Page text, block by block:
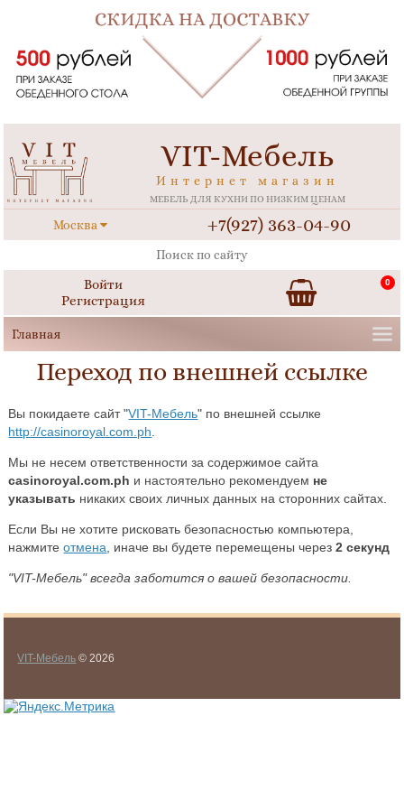
VIT-Мебель
Интернет магазин
МЕБЕЛЬ ДЛЯ КУХНИ ПО НИЗКИМ ЦЕНАМ
Москва +7(927) 363-04-90
Войти
Регистрация
0
Переход по внешней ссылке
Вы покидаете сайт "VIT-Мебель" по внешней ссылке
http://casinoroyal.com.ph
Мы не несем ответственности за содержимое сайта
casinoroyal.com.ph и настоятельно рекомендуем не
указывать никаких своих личных данных на сторонних сайтах.
Если Вы не хотите рисковать безопасностью компьютера,
нажмитеотмена , иначе вы будете перемещены через2 секунд
"VIT-Мебель" всегда заботится о вашей безопасности.
VIT-Мебель © 2026